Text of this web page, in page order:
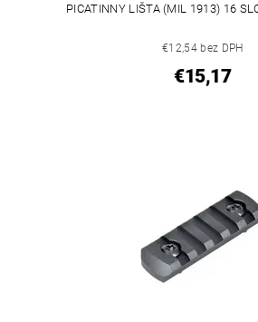
PICATINNY LIŠTA (MIL 1913) 16
€12,54 bez DPH
€15,17